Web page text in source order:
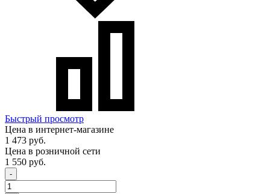
Быстрый просмотр
Цена в интернет-магазине
1 473 руб.
Цена в розничной сети
1 550 руб.
-